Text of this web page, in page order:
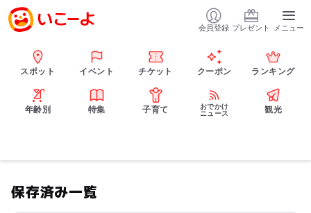
会員登録 プレゼント メニュー
スポット イベント チケット クーポン ランキング
年齢別 特集 子育て
おでかけ
ニュース
観光
保存済み一覧